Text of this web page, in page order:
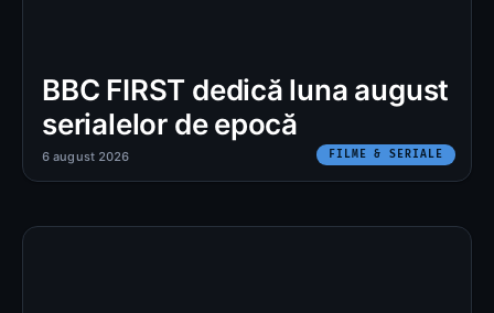
BBC FIRST dedică luna august
serialelor de epocă
FILME & SERIALE
6 august 2026